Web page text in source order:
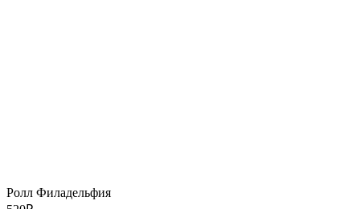
Ролл Филадельфия